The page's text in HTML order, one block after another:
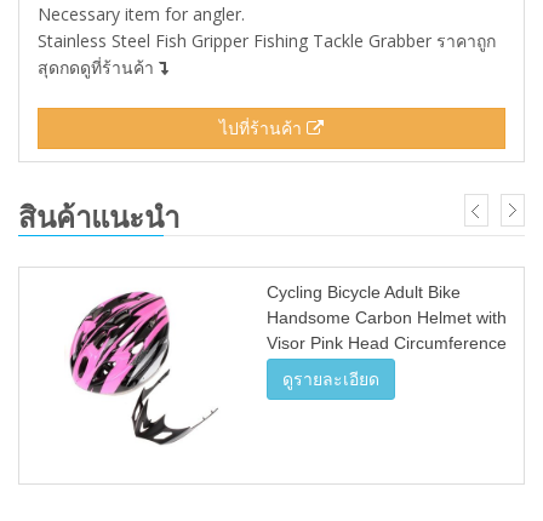
Necessary item for angler.
Stainless Steel Fish Gripper Fishing Tackle Grabber ราคาถูก
สุดกดดูที่ร้านค้า
ไปที่ร้านค้า
สินค้าแนะนำ
Cycling Bicycle Adult Bike
Handsome Carbon Helmet with
Visor Pink Head Circumference
54-65cm/ Head-width Below
16cm - Intl
ดูรายละเอียด